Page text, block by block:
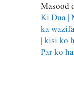
Masood
Ki Dua |
ka
| kisi ko
Par ko